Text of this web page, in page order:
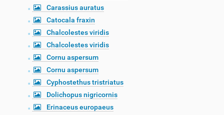
Carassius auratus
Catocala fraxin
Chalcolestes viridis
Chalcolestes viridis
Cornu aspersum
Cornu aspersum
Cyphostethus tristriatus
Dolichopus nigricornis
Erinaceus europaeus